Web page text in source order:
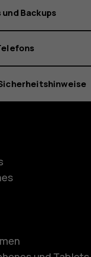
Backups